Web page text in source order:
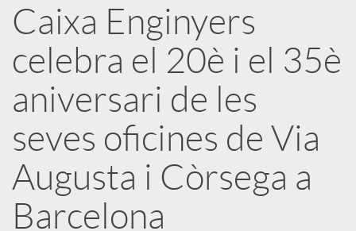
b
l
i
c
Caixa Enginyers
celebra el 20è i el 35è
aniversari de les
seves oficines de Via
Augusta i Còrsega a
Barcelona